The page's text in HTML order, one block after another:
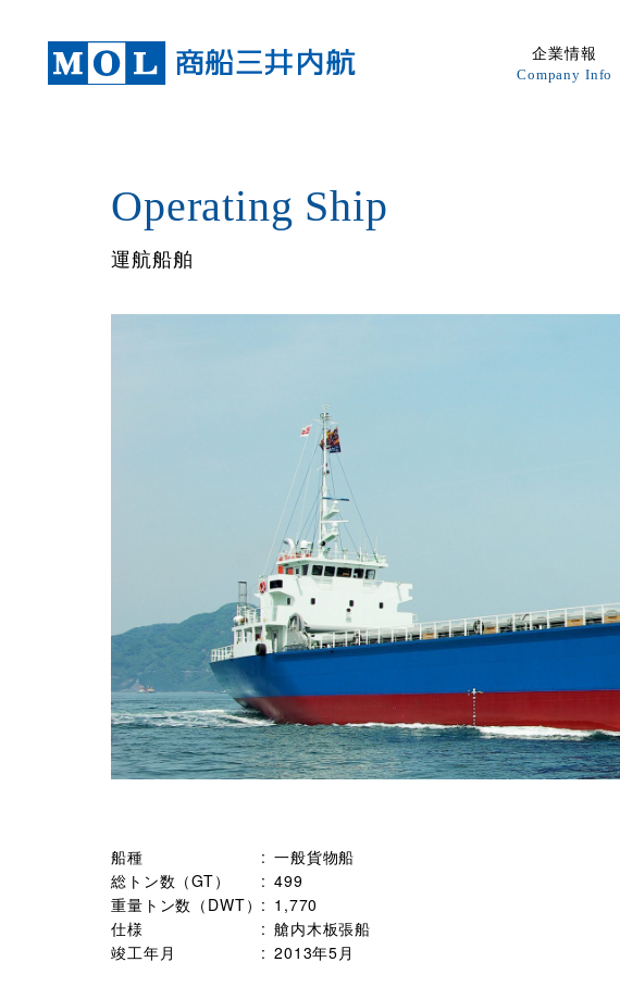
企業情報
Company Info
Operating Ship
運航船舶
船種
一般貨物船
総トン数（GT）
499
重量トン数（DWT）
1,770
仕様
艙内木板張船
竣工年月
2013年5月